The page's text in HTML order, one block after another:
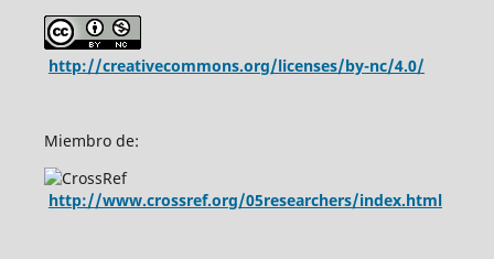
http://creativecommons.org/licenses/by-nc/4.0/
Miembro de:
http://www.crossref.org/05researchers/index.html